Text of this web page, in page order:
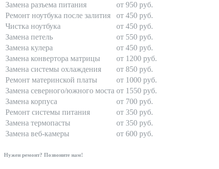
Замена разъема питания
от 950 руб.
Ремонт ноутбука после залития
от 450 руб.
Чистка ноутбука
от 450 руб.
Замена петель
от 550 руб.
Замена кулера
от 450 руб.
Замена конвертора матрицы
от 1200 руб.
Замена системы охлаждения
от 850 руб.
Ремонт материнской платы
от 1000 руб.
Замена северного/южного моста от 1550 руб.
Замена корпуса
от 700 руб.
Ремонт системы питания
от 350 руб.
Замена термопасты
от 350 руб.
Замена веб-камеры
от 600 руб.
Нужен ремонт? Позвоните нам!